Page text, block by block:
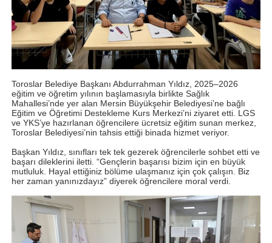
Toroslar Belediye Başkanı Abdurrahman Yıldız, 2025–2026
eğitim ve öğretim yılının başlamasıyla birlikte Sağlık
Mahallesi’nde yer alan Mersin Büyükşehir Belediyesi’ne bağlı
Eğitim ve Öğretimi Destekleme Kurs Merkezi’ni ziyaret etti. LGS
ve YKS’ye hazırlanan öğrencilere ücretsiz eğitim sunan merkez,
Toroslar Belediyesi’nin tahsis ettiği binada hizmet veriyor.
Başkan Yıldız, sınıfları tek tek gezerek öğrencilerle sohbet etti ve
başarı dileklerini iletti. “Gençlerin başarısı bizim için en büyük
mutluluk. Hayal ettiğiniz bölüme ulaşmanız için çok çalışın. Biz
her zaman yanınızdayız” diyerek öğrencilere moral verdi.